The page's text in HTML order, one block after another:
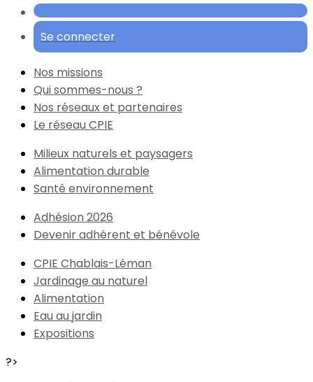
Se connecter
Nos missions
Qui sommes-nous ?
Nos réseaux et partenaires
Le réseau CPIE
Milieux naturels et paysagers
Alimentation durable
Santé environnement
Adhésion 2026
Devenir adhérent et bénévole
CPIE Chablais-Léman
Jardinage au naturel
Alimentation
Eau au jardin
Expositions
?>